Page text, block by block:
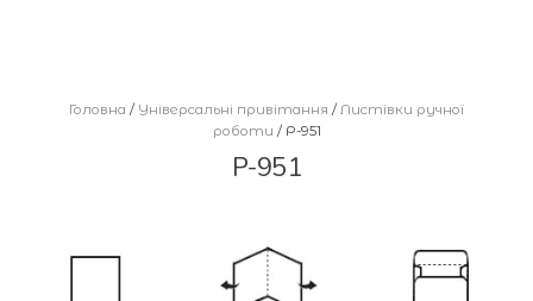
Головна / Універсальні привітання / Листівки ручної
роботи / Р-951
Р-951